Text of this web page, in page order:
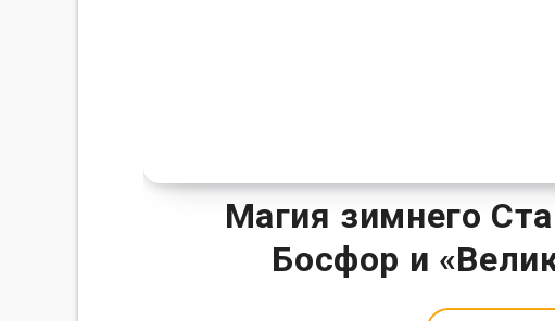
Магия зимнего
Босфор и